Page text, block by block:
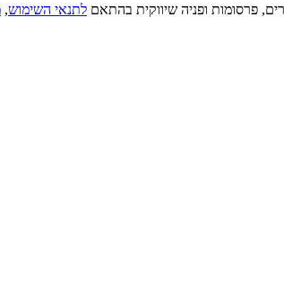
פרסומות ופניה שיווקית בהתאם לתנאי השימוש,